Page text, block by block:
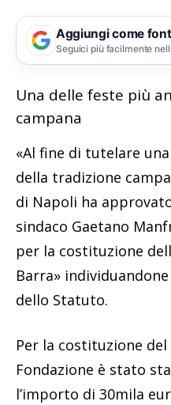
Aggiungi come
Seguici più facilmente
Una delle feste più
campana
«Al fine di tutelare
della tradizione
di Napoli ha
sindaco Gaetano
per la costituzione
Barra»
dello Statuto.
Per la costituzione
Fondazione è stato
l’importo di 30mila